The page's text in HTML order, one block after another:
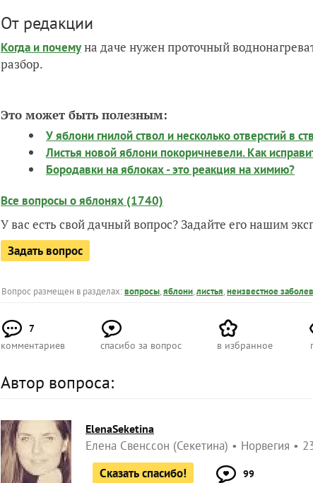
От редакции
Когда и почемуна даче нужен проточный
разбор.
Это может быть полезным:
У яблони гнилой ствол и несколько отверстий в
Листья новой яблони покоричневели. Как
Бородавки на яблоках - это реакция на химию?
Все вопросы о яблонях (1740)
У вас есть свой дачный вопрос? Задайте его нашим
Задать вопрос
Вопрос размещен в разделах:вопросы,яблони,листья,неизвестное
7
комментариев
спасибо за вопрос в избранное
Автор вопроса:
ElenaSeketina
Елена Свенссон (Секетина) Норвегия
Сказать спасибо!
99